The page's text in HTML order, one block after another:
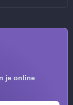
je online